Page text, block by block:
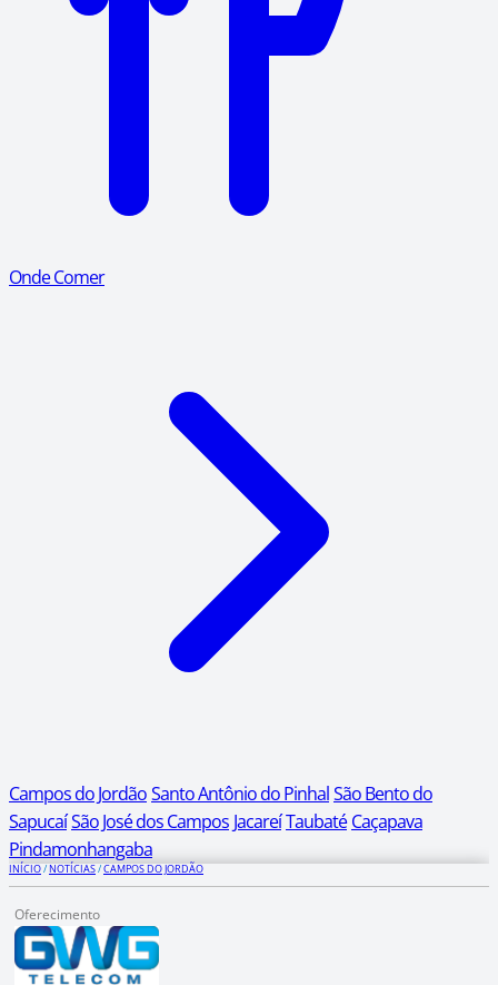
Onde Comer
Campos do JordãoSanto Antônio do PinhalSão Bento do
SapucaíSão José dos Campos JacareíTaubaté Caçapava
Pindamonhangaba
INÍCIO/NOTÍCIAS/CAMPOS DO JORDÃO
Oferecimento